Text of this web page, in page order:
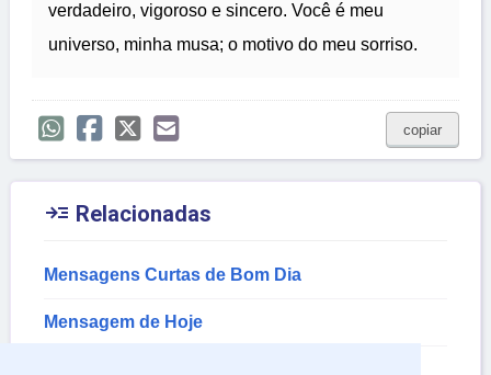
verdadeiro, vigoroso e sincero. Você é meu
universo, minha musa; o motivo do meu sorriso.
copiar
 Relacionadas
Mensagens Curtas de Bom Dia
Mensagem de Hoje